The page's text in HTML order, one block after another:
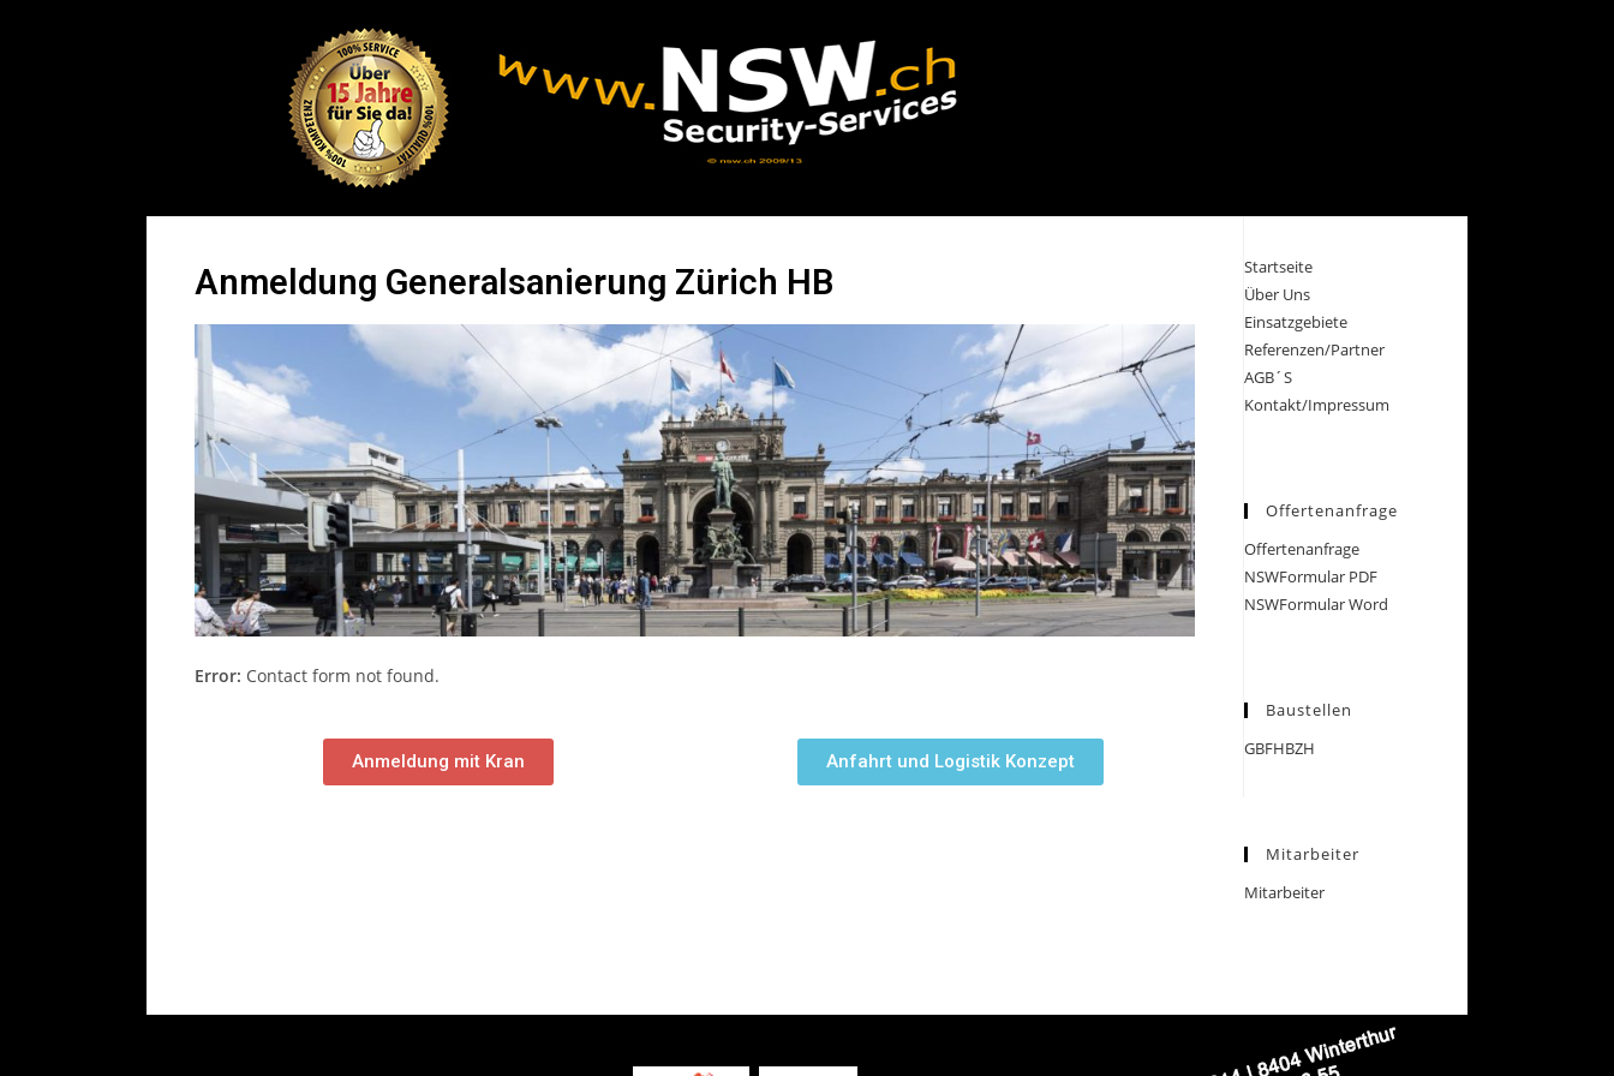
Anmeldung Generalsanierung Zürich HB
Error: Contact form not found.
Anmeldung mit Kran Anfahrt und Logistik Konzept
Startseite
Über Uns
Einsatzgebiete
Referenzen/Partner
AGB´S
Kontakt/Impressum
Offertenanfrage
Offertenanfrage
NSWFormular PDF
NSWFormular Word
Baustellen
GBFHBZH
Mitarbeiter
Mitarbeiter